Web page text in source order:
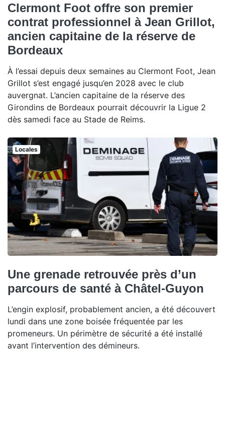
Clermont Foot offre son premier
contrat professionnel à Jean Grillot,
ancien capitaine de la réserve de
Bordeaux
À l’essai depuis deux semaines au Clermont Foot, Jean
Grillot s’est engagé jusqu’en 2028 avec le club
auvergnat. L’ancien capitaine de la réserve des
Girondins de Bordeaux pourrait découvrir la Ligue 2
dès samedi face au Stade de Reims.
Locales
Une grenade retrouvée près d’un
parcours de santé à Châtel-Guyon
L’engin explosif, probablement ancien, a été découvert
lundi dans une zone boisée fréquentée par les
promeneurs. Un périmètre de sécurité a été installé
avant l’intervention des démineurs.